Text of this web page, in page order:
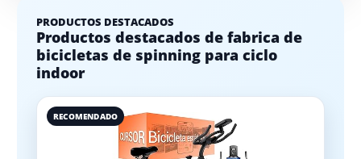
PRODUCTOS DESTACADOS
Productos destacados de fabrica de
bicicletas de spinning para ciclo
indoor
RECOMENDADO